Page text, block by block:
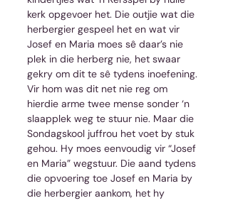
kerk opgevoer het. Die outjie wat die
herbergier gespeel het en wat vir
Josef en Maria moes sê daar’s nie
plek in die herberg nie, het swaar
gekry om dit te sê tydens inoefening.
Vir hom was dit net nie reg om
hierdie arme twee mense sonder ‘n
slaapplek weg te stuur nie. Maar die
Sondagskool juffrou het voet by stuk
gehou. Hy moes eenvoudig vir “Josef
en Maria” wegstuur. Die aand tydens
die opvoering toe Josef en Maria by
die herbergier aankom, het hy